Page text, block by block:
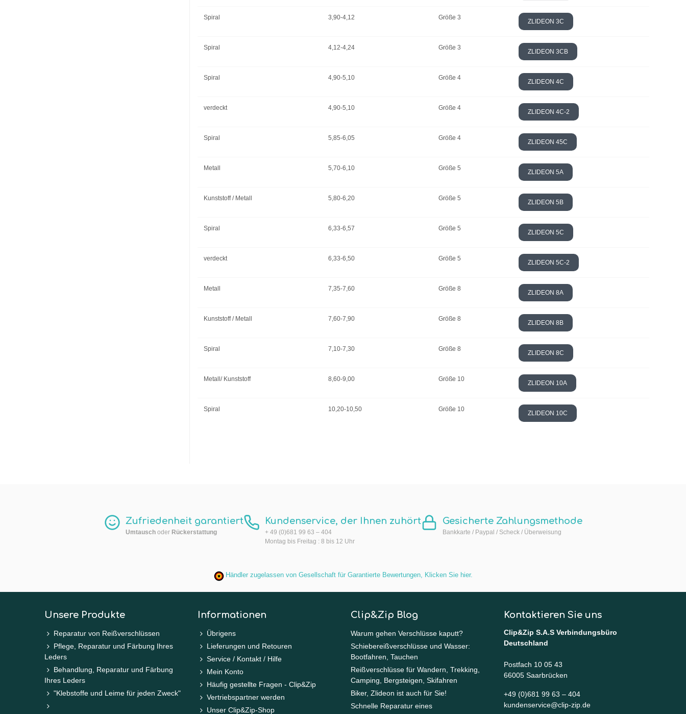
Spiral 3,90-4,12 Größe 3
ZLIDEON 3C
Spiral 4,12-4,24 Größe 3
ZLIDEON 3CB
Spiral 4,90-5,10 Größe 4
ZLIDEON 4C
verdeckt 4,90-5,10 Größe 4
ZLIDEON 4C-2
Spiral 5,85-6,05 Größe 4
ZLIDEON 45C
Metall 5,70-6,10 Größe 5
ZLIDEON 5A
Kunststoff / Metall 5,80-6,20 Größe 5
ZLIDEON 5B
Spiral 6,33-6,57 Größe 5
ZLIDEON 5C
verdeckt 6,33-6,50 Größe 5
ZLIDEON 5C-2
Metall 7,35-7,60 Größe 8
ZLIDEON 8A
Kunststoff / Metall 7,60-7,90 Größe 8
ZLIDEON 8B
Spiral 7,10-7,30 Größe 8
ZLIDEON 8C
Metall/ Kunststoff 8,60-9,00 Größe 10
ZLIDEON 10A
Spiral 10,20-10,50 Größe 10
ZLIDEON 10C
Zufriedenheit garantiert
Umtauschoder Rückerstattung
Kundenservice, der Ihnen zuhört
+ 49 (0)681 99 63 – 404
Montag bis Freitag : 8 bis 12 Uhr
Gesicherte Zahlungsmethode
Bankkarte / Paypal / Scheck / Überweisung
Händler zugelassen von Gesellschaft für Garantierte Bewertungen, Klicken Sie hier.
Unsere Produkte
Reparatur von Reißverschlüssen
Pflege, Reparatur und Färbung Ihres
Leders
Behandlung, Reparatur und Färbung
Ihres Leders
"Klebstoffe und Leime für jeden Zweck"
Informationen
Übrigens
Lieferungen und Retouren
Service / Kontakt / Hilfe
Mein Konto
Häufig gestellte Fragen - Clip&Zip
Vertriebspartner werden
Unser Clip&Zip-Shop
Clip&Zip Blog
Warum gehen Verschlüsse kaputt?
Schiebereißverschlüsse und Wasser:
Bootfahren, Tauchen
Reißverschlüsse für Wandern, Trekking,
Camping, Bergsteigen, Skifahren
Biker, Zlideon ist auch für Sie!
Schnelle Reparatur eines
Kontaktieren Sie uns
Clip&Zip S.A.S Verbindungsbüro
Deutschland
Postfach 10 05 43
66005 Saarbrücken
+49 (0)681 99 63 – 404
kundenservice@clip-zip.de